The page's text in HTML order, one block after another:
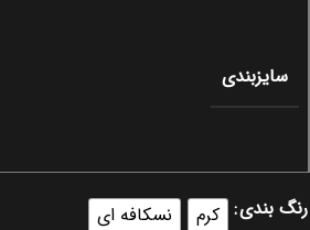
سایزبندی
رنگ بندی کرم نسکافه ای